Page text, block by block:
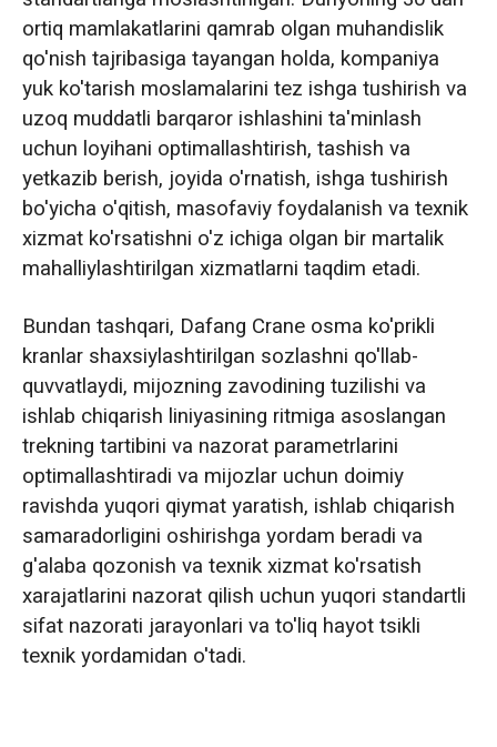
ortiq mamlakatlarini qamrab olgan muhandislik
qo'nish tajribasiga tayangan holda, kompaniya
yuk ko'tarish moslamalarini tez ishga tushirish va
uzoq muddatli barqaror ishlashini ta'minlash
uchun loyihani optimallashtirish, tashish va
yetkazib berish, joyida o'rnatish, ishga tushirish
bo'yicha o'qitish, masofaviy foydalanish va texnik
xizmat ko'rsatishni o'z ichiga olgan bir martalik
mahalliylashtirilgan xizmatlarni taqdim etadi.
Bundan tashqari, Dafang Crane osma ko'prikli
kranlar shaxsiylashtirilgan sozlashni qo'llab-
quvvatlaydi, mijozning zavodining tuzilishi va
ishlab chiqarish liniyasining ritmiga asoslangan
trekning tartibini va nazorat parametrlarini
optimallashtiradi va mijozlar uchun doimiy
ravishda yuqori qiymat yaratish, ishlab chiqarish
samaradorligini oshirishga yordam beradi va
g'alaba qozonish va texnik xizmat ko'rsatish
xarajatlarini nazorat qilish uchun yuqori standartli
sifat nazorati jarayonlari va to'liq hayot tsikli
texnik yordamidan o'tadi.